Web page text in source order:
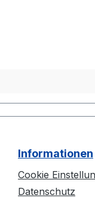
Informationen
Cookie
Datenschutz